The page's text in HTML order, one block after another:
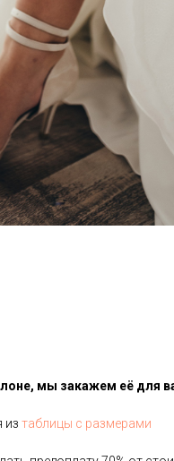
мы закажем её для
из таблицы с размерами